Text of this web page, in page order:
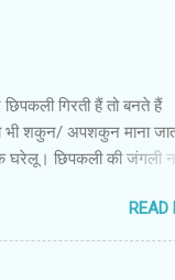
गिरती हैं तो बनते हैं
भी शकुन/ अपशकुन माना
घरेलू। छिपकली की जंगली
है। स्त्री के शरीर के बायें
का नीचे से ऊपर की ओर
या मंगलवार को लाल रंग की
READ